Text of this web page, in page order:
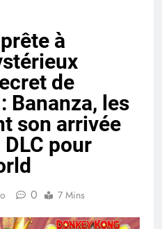
à
de
Bananza, les
son arrivée
pour
0 7 Mins